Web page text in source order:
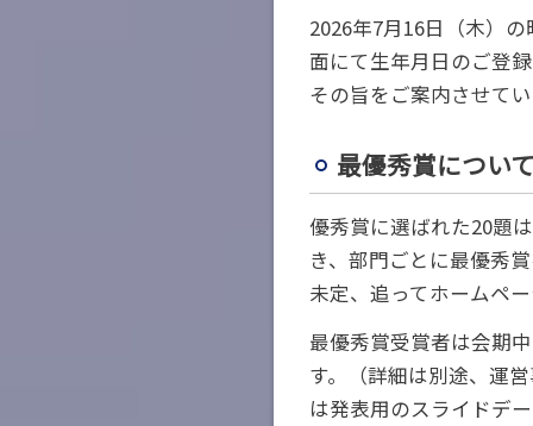
2026年7月16日（木）
面にて生年月日のご登
その旨をご案内させて
最優秀賞につい
優秀賞に選ばれた20題
き、部門ごとに最優秀
未定、追ってホームペ
最優秀賞受賞者は会期
す。（詳細は別途、運
は発表用のスライドデ